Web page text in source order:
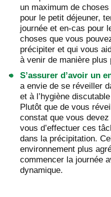
un maximum de
pour le petit déjeuner,
journée et en-cas pour
choses que vous
précipiter et qui vous
à venir de manière plus
S’assurer d’avoir un
a envie de se réveiller
et à l’hygiène
Plutôt que de vous
constat que vous
vous d’effectuer ces
dans la précipitation.
environnement plus
commencer la journée
dynamique.